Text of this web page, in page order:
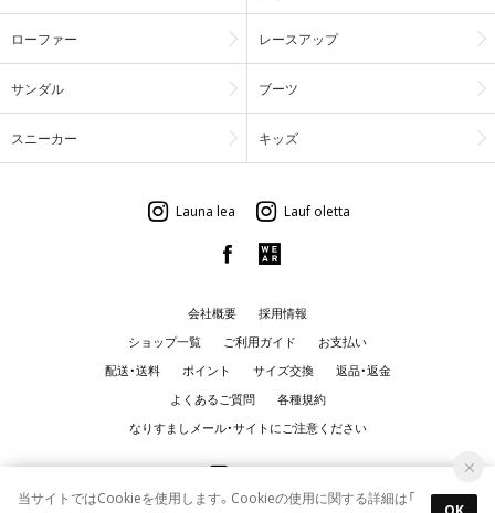
ローファー レースアップ
サンダル ブーツ
スニーカー キッズ
Launa lea Lauf oletta
会社概要
採用情報
ショップ一覧
ご利用ガイド
お支払い
配送・送料
ポイント サイズ交換
返品・返金
よくあるご質問
各種規約
なりすましメール・サイトにご注意ください
当サイトではCookieを使用します。Cookieの使用に関する詳細は「